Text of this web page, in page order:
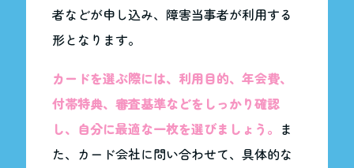
者などが申し込み、障害当事者が利用する
形となります。
カードを選ぶ際には、利用目的、年会費、
付帯特典、審査基準などをしっかり確認
し、自分に最適な一枚を選びましょう。 ま
た、カード会社に問い合わせて、具体的な